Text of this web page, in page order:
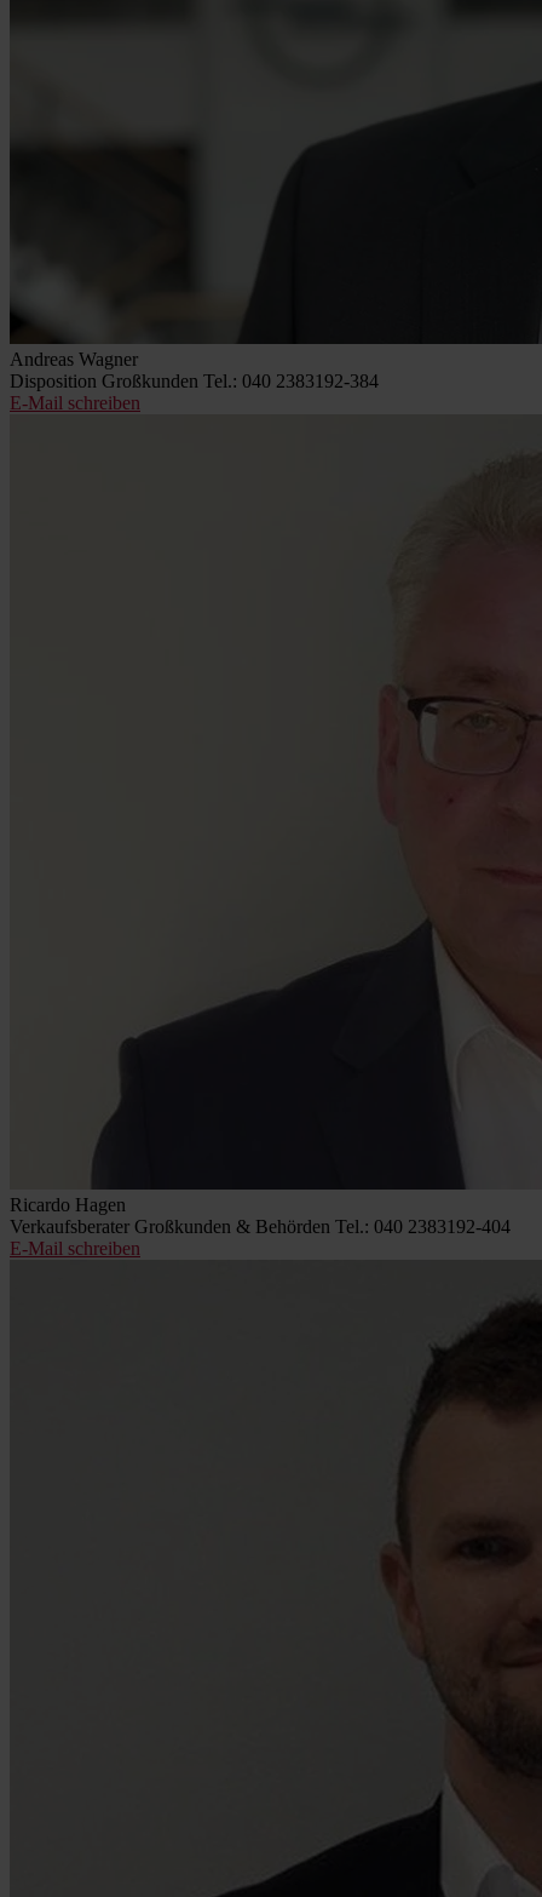
Andreas Wagner
Disposition Großkunden Tel.: 040 2383192-384
E-Mail schreiben
Ricardo Hagen
Verkaufsberater Großkunden & Behörden Tel.: 040 2383192-404
E-Mail schreiben